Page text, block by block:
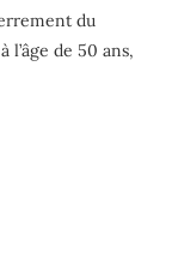
du
de 50 ans,